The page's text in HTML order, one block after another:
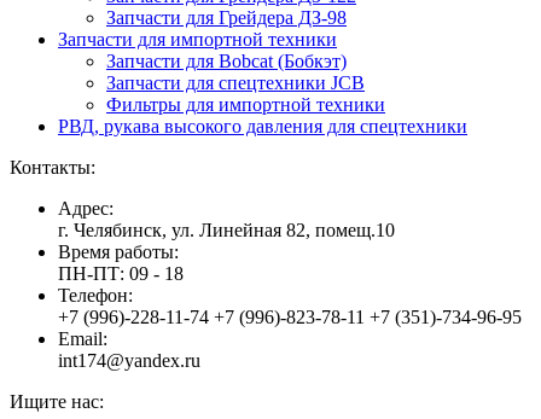
Запчасти для Грейдера ДЗ-98
Запчасти для импортной техники
Запчасти для Bobcat (Бобкэт)
Запчасти для спецтехники JCB
Фильтры для импортной техники
РВД, рукава высокого давления для спецтехники
Контакты:
Адрес:
г. Челябинск, ул. Линейная 82, помещ.10
Время работы:
ПН-ПТ: 09 - 18
Телефон:
+7 (996)-228-11-74 +7 (996)-823-78-11 +7 (351)-734-96-95
Email:
int174@yandex.ru
Ищите нас: